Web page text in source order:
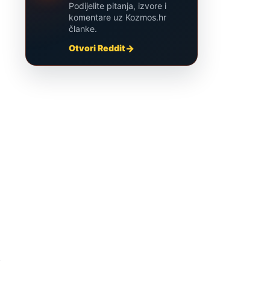
Podijelite pitanja, izvore i
komentare uz Kozmos.hr
članke.
Otvori Reddit